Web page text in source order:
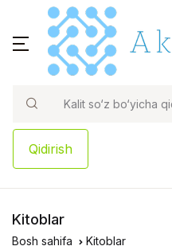
Qidirish
Kitoblar
Bosh sahifa Kitoblar